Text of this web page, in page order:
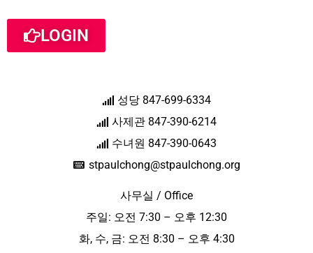
LOGIN
성당 847-699-6334
사제관 847-390-6214
수녀원 847-390-0643
stpaulchong@stpaulchong.org
사무실 / Office
주일: 오전 7:30 – 오후 12:30
화, 수, 금: 오전 8:30 – 오후 4:30